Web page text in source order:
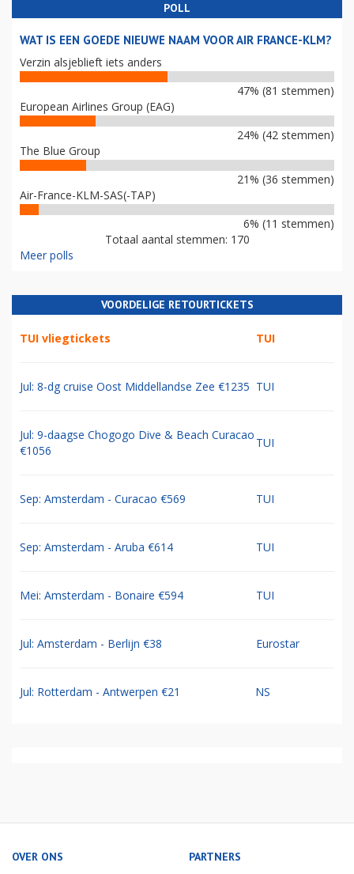
POLL
WAT IS EEN GOEDE NIEUWE NAAM VOOR AIR FRANCE-KLM?
Verzin alsjeblieft iets anders
47% (81 stemmen)
European Airlines Group (EAG)
24% (42 stemmen)
The Blue Group
21% (36 stemmen)
Air-France-KLM-SAS(-TAP)
6% (11 stemmen)
Totaal aantal stemmen: 170
Meer polls
VOORDELIGE RETOURTICKETS
TUI vliegtickets TUI
Jul: 8-dg cruise Oost Middellandse Zee €1235 TUI
Jul: 9-daagse Chogogo Dive & Beach Curacao
€1056
TUI
Sep: Amsterdam - Curacao €569 TUI
Sep: Amsterdam - Aruba €614 TUI
Mei: Amsterdam - Bonaire €594 TUI
Jul: Amsterdam - Berlijn €38 Eurostar
Jul: Rotterdam - Antwerpen €21 NS
OVER ONS PARTNERS